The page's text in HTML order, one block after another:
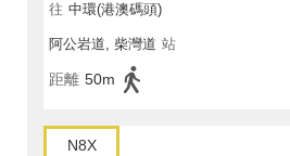
往 中環(港澳碼頭)
阿公岩道, 柴灣道 站
距離 50m
N8X